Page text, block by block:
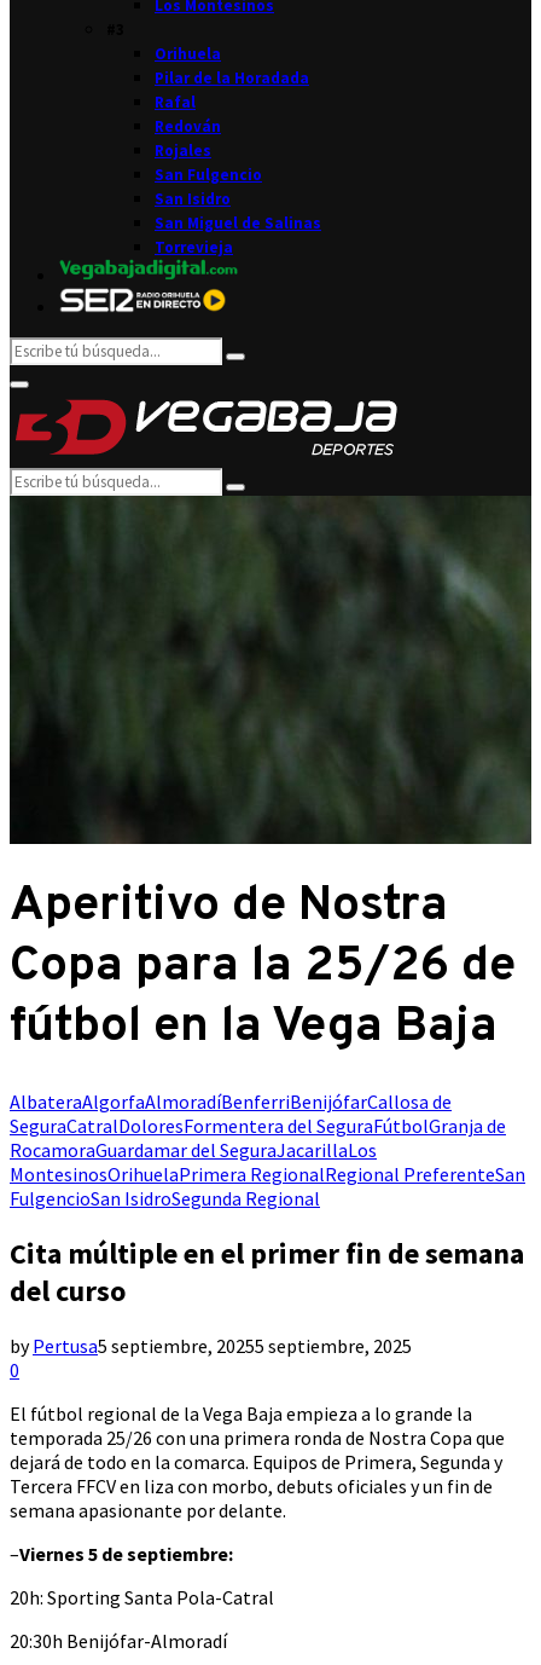
Los Montesinos
Orihuela
Pilar de la Horadada
Rafal
Redován
Rojales
San Fulgencio
San Isidro
San Miguel de Salinas
Torrevieja
Search
for:
Search
Primary
Menu
Search
for:
Search
Aperitivo de Nostra
Copa para la 25/26 de
fútbol en la Vega Baja
AlbateraAlgorfaAlmoradíBenferriBenijófarCallosa de
SeguraCatralDoloresFormentera del SeguraFútbolGranja de
RocamoraGuardamar del SeguraJacarillaLos
MontesinosOrihuelaPrimera RegionalRegional PreferenteSan
FulgencioSan IsidroSegunda Regional
Cita múltiple en el primer fin de semana
del curso
byPertusa5 septiembre, 20255 septiembre, 2025
0
El fútbol regional de la Vega Baja empieza a lo grande la
temporada 25/26 con una primera ronda de Nostra Copa que
dejará de todo en la comarca. Equipos de Primera, Segunda y
Tercera FFCV en liza con morbo, debuts oficiales y un fin de
semana apasionante por delante.
–Viernes 5 de septiembre:
20h: Sporting Santa Pola-Catral
20:30h Benijófar-Almoradí